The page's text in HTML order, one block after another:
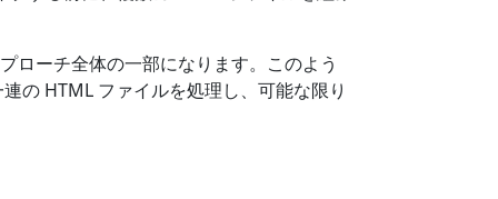
ローチ全体の一部になります。このよう
の HTML ファイルを処理し、可能な限り